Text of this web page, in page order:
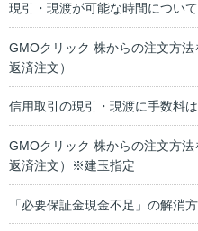
現引・現渡が可能な時間について
GMOクリック 株からの注文方法
返済注文）
信用取引の現引・現渡に手数料
GMOクリック 株からの注文方法
返済注文）※建玉指定
「必要保証金現金不足」の解消